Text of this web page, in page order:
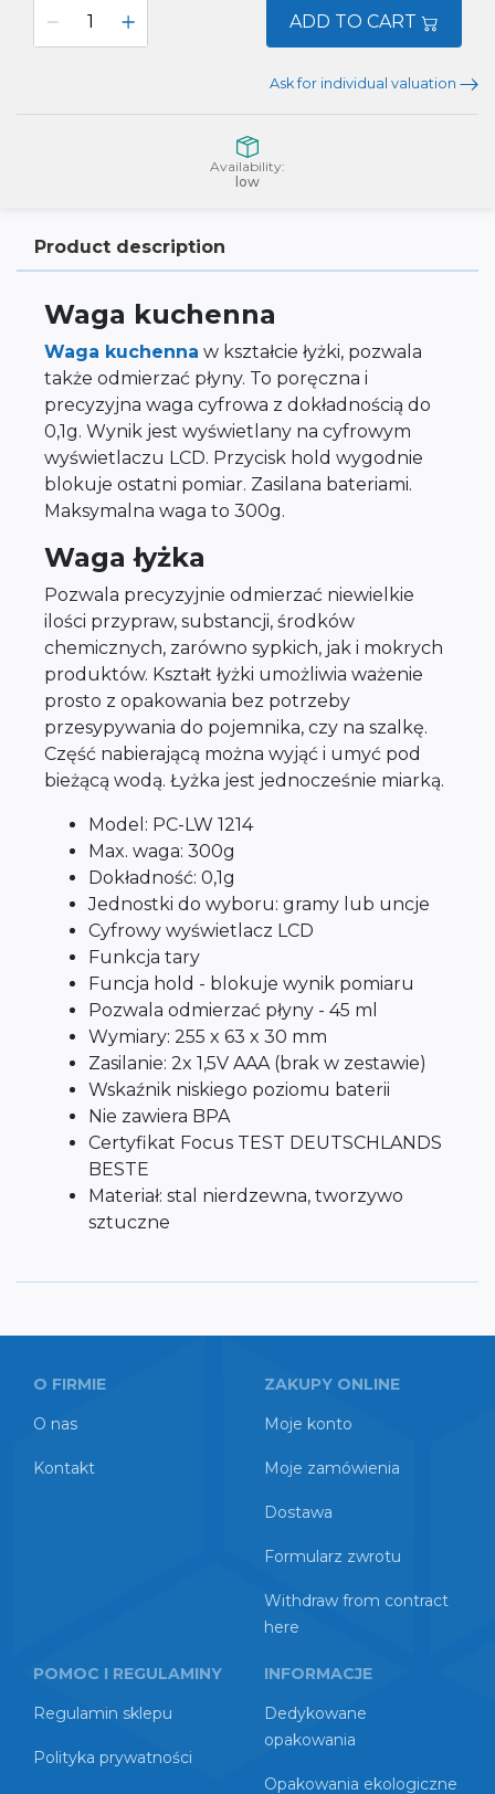
ADD TO CART
Ask for individual valuation
Availability:
low
Product description
Waga kuchenna
Waga kuchenna w kształcie łyżki, pozwala
także odmierzać płyny. To poręczna i
precyzyjna waga cyfrowa z dokładnością do
0,1g. Wynik jest wyświetlany na cyfrowym
wyświetlaczu LCD. Przycisk hold wygodnie
blokuje ostatni pomiar. Zasilana bateriami.
Maksymalna waga to 300g.
Waga łyżka
Pozwala precyzyjnie odmierzać niewielkie
ilości przypraw, substancji, środków
chemicznych, zarówno sypkich, jak i mokrych
produktów. Kształt łyżki umożliwia ważenie
prosto z opakowania bez potrzeby
przesypywania do pojemnika, czy na szalkę.
Część nabierającą można wyjąć i umyć pod
bieżącą wodą. Łyżka jest jednocześnie miarką.
Model: PC-LW 1214
Max. waga: 300g
Dokładność: 0,1g
Jednostki do wyboru: gramy lub uncje
Cyfrowy wyświetlacz LCD
Funkcja tary
Funcja hold - blokuje wynik pomiaru
Pozwala odmierzać płyny - 45 ml
Wymiary: 255 x 63 x 30 mm
Zasilanie: 2x 1,5V AAA (brak w zestawie)
Wskaźnik niskiego poziomu baterii
Nie zawiera BPA
Certyfikat Focus TEST DEUTSCHLANDS
BESTE
Materiał: stal nierdzewna, tworzywo
sztuczne
O FIRMIE
O nas
Kontakt
ZAKUPY ONLINE
Moje konto
Moje zamówienia
Dostawa
Formularz zwrotu
Withdraw from contract
here
POMOC I REGULAMINY
Regulamin sklepu
Polityka prywatności
INFORMACJE
Dedykowane
opakowania
Opakowania ekologiczne